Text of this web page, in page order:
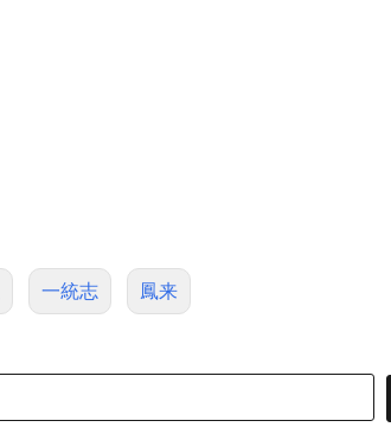
一統志 鳳来